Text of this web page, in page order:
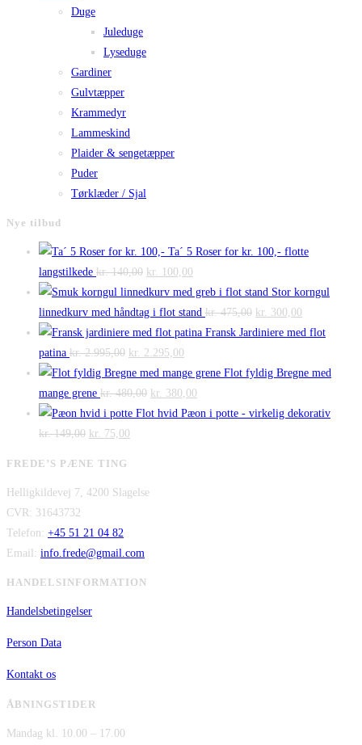
Duge
Juleduge
Lyseduge
Gardiner
Gulvtæpper
Krammedyr
Lammeskind
Plaider & sengetæpper
Puder
Tørklæder / Sjal
Nye tilbud
Ta´ 5 Roser for kr. 100,- flotte
langstilkede kr.140,00 Den
oprindelige
pris
var:
kr. 140,00.
kr. 100,00
aktuelle
pris
er:
Stor korngul
linnedkurv med håndtag i flot stand kr.475,00 Den
oprindelige
var:
kr. 300,00
aktuelle
er:
Fransk Jardiniere med flot
patina kr.2.995,00 Den
oprindelige
pris
var:
kr. 2.995,00.
kr. 2.295,00
aktuelle
pris
er:
Flot fyldig Bregne med
mange grene kr.480,00 Den
oprindelige
kr. 380,00
aktuelle
Flot hvid Pæon i potte - virkelig dekorativ
kr.149,00 Den
var:
kr. 75,00
er:
FREDE’S PÆNE TING
Helligkildevej 7, 4200 Slagelse
CVR: 31643732
Telefon: +45 51 21 04 82
Email: info.frede@gmail.com
HANDELSINFORMATION
Handelsbetingelser
Person Data
Kontakt os
ÅBNINGSTIDER
Mandag kl. 10.00 – 17.00